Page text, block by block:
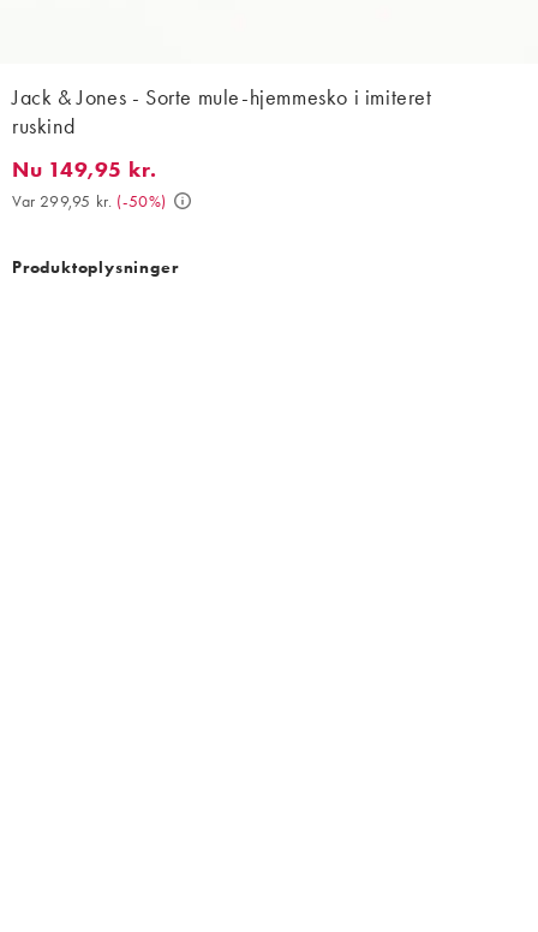
Jack & Jones - Sorte mule-hjemmesko i imiteret
ruskind
Nu 149,95 kr.. Var 299,95 kr.. (-50%)
Nu 149,95 kr.
Var 299,95 kr. (-50%)
Produktoplysninger